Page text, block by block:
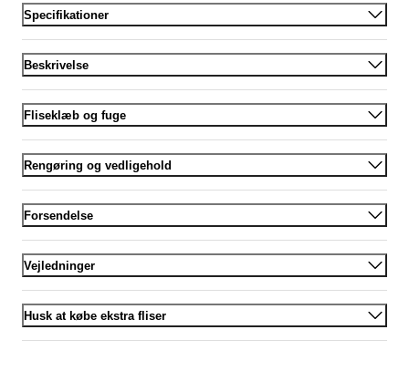
Specifikationer
Beskrivelse
Fliseklæb og fuge
Rengøring og vedligehold
Forsendelse
Vejledninger
Husk at købe ekstra fliser